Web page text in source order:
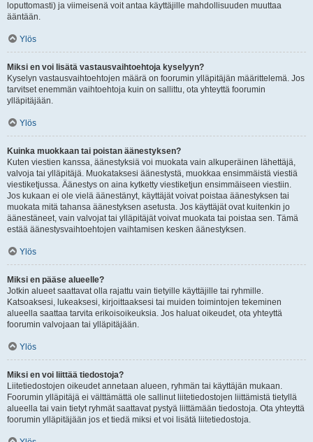
loputtomasti) ja viimeisenä voit antaa käyttäjille mahdollisuuden muuttaa
ääntään.
Ylös
Miksi en voi lisätä vastausvaihtoehtoja kyselyyn?
Kyselyn vastausvaihtoehtojen määrä on foorumin ylläpitäjän määrittelemä. Jos
tarvitset enemmän vaihtoehtoja kuin on sallittu, ota yhteyttä foorumin
ylläpitäjään.
Ylös
Kuinka muokkaan tai poistan äänestyksen?
Kuten viestien kanssa, äänestyksiä voi muokata vain alkuperäinen lähettäjä,
valvoja tai ylläpitäjä. Muokataksesi äänestystä, muokkaa ensimmäistä viestiä
viestiketjussa. Äänestys on aina kytketty viestiketjun ensimmäiseen viestiin.
Jos kukaan ei ole vielä äänestänyt, käyttäjät voivat poistaa äänestyksen tai
muokata mitä tahansa äänestyksen asetusta. Jos käyttäjät ovat kuitenkin jo
äänestäneet, vain valvojat tai ylläpitäjät voivat muokata tai poistaa sen. Tämä
estää äänestysvaihtoehtojen vaihtamisen kesken äänestyksen.
Ylös
Miksi en pääse alueelle?
Jotkin alueet saattavat olla rajattu vain tietyille käyttäjille tai ryhmille.
Katsoaksesi, lukeaksesi, kirjoittaaksesi tai muiden toimintojen tekeminen
alueella saattaa tarvita erikoisoikeuksia. Jos haluat oikeudet, ota yhteyttä
foorumin valvojaan tai ylläpitäjään.
Ylös
Miksi en voi liittää tiedostoja?
Liitetiedostojen oikeudet annetaan alueen, ryhmän tai käyttäjän mukaan.
Foorumin ylläpitäjä ei välttämättä ole sallinut liitetiedostojen liittämistä tietyllä
alueella tai vain tietyt ryhmät saattavat pystyä liittämään tiedostoja. Ota yhteyttä
foorumin ylläpitäjään jos et tiedä miksi et voi lisätä liitetiedostoja.